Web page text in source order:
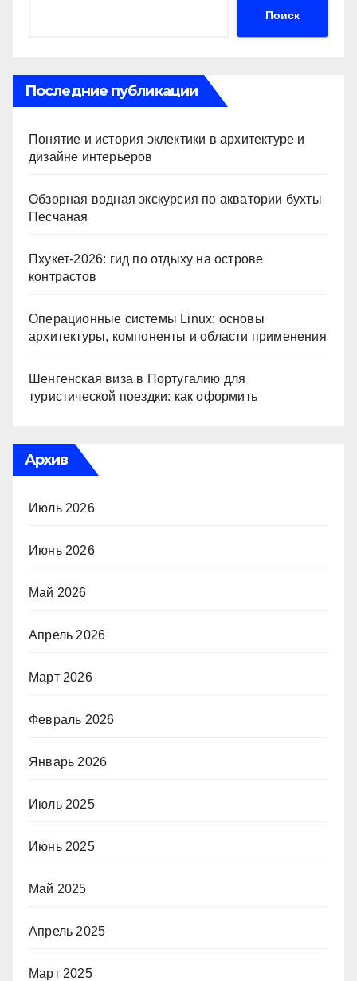
ki
ть
Поиск
Последние публикации
Понятие и история эклектики в архитектуре и
дизайне интерьеров
Обзорная водная экскурсия по акватории бухты
Песчаная
Пхукет-2026: гид по отдыху на острове
контрастов
Операционные системы Linux: основы
архитектуры, компоненты и области применения
Шенгенская виза в Португалию для
туристической поездки: как оформить
Архив
Июль 2026
Июнь 2026
Май 2026
Апрель 2026
Март 2026
Февраль 2026
Январь 2026
Июль 2025
Июнь 2025
Май 2025
Апрель 2025
Март 2025